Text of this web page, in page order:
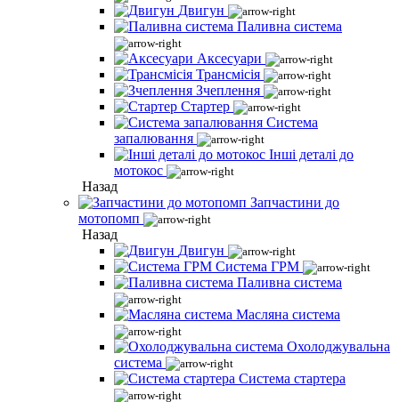
Двигун
Паливна система
Аксесуари
Трансмісія
Зчеплення
Стартер
Система
запалювання
Інші деталі до
мотокос
Назад
Запчастини до
мотопомп
Назад
Двигун
Система ГРМ
Паливна система
Масляна система
Охолоджувальна
система
Система стартера